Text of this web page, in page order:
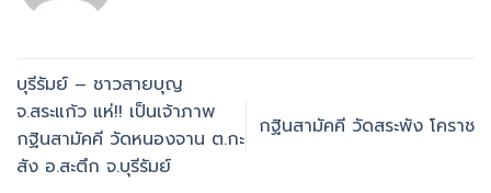
บุรีรัมย์ – ชาวสายบุญ
จ.สระแก้ว แห่!! เป็นเจ้าภาพ
กฐินสามัคคี วัดหนองจาน ต.กะ
สัง อ.สะตึก จ.บุรีรัมย์
กฐินสามัคคี วัดสระพัง โคราช